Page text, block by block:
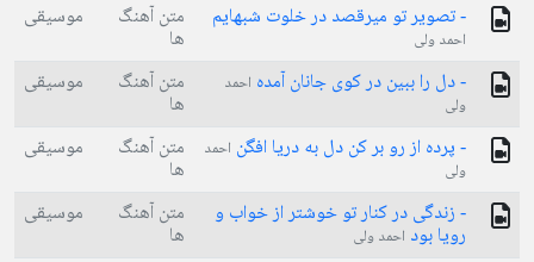
- تصویر تو میرقصد در خلوت شبهایم
احمد ولی
متن آهنگ
ها
موسیقی
- دل را ببین در کوی جانان آمده احمد
ولی
متن آهنگ
ها
موسیقی
- پرده از رو بر کن دل به دریا افگن احمد
ولی
متن آهنگ
ها
موسیقی
- زندگی در کنار تو خوشتر از خواب و
رویا بود احمد ولی
متن آهنگ
ها
موسیقی